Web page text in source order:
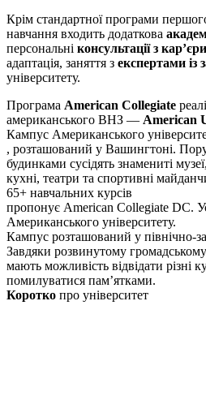
Крім стандартної програми
навчання входить додаткова
персональні консультації з кар’єри
адаптація, заняття з експертами із
університету.
Програма American Collegiate
американського ВНЗ — American
Кампус Американського
, розташований у Вашингтоні.
будинками сусідять знамениті
кухні, театри та спортивні
65+ навчальних курсів
пропонує American Collegiate DC.
Американського університету.
Кампус розташований у північно-
Завдяки розвинутому
мають можливість відвідати різні
помилуватися пам’ятками.
Коротко про університет